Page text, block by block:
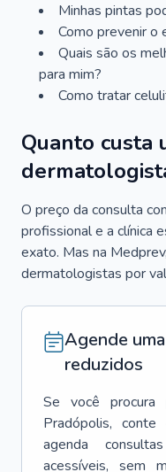
Minhas pintas
Como prevenir o
Quais são os
para mim?
Como tratar
Quanto custa
O preço da consulta
profissional e a clínica
exato. Mas na
dermatologistas por
Agende
reduzidos
Se você procura
Pradópolis, conte
agenda
acessíveis, sem